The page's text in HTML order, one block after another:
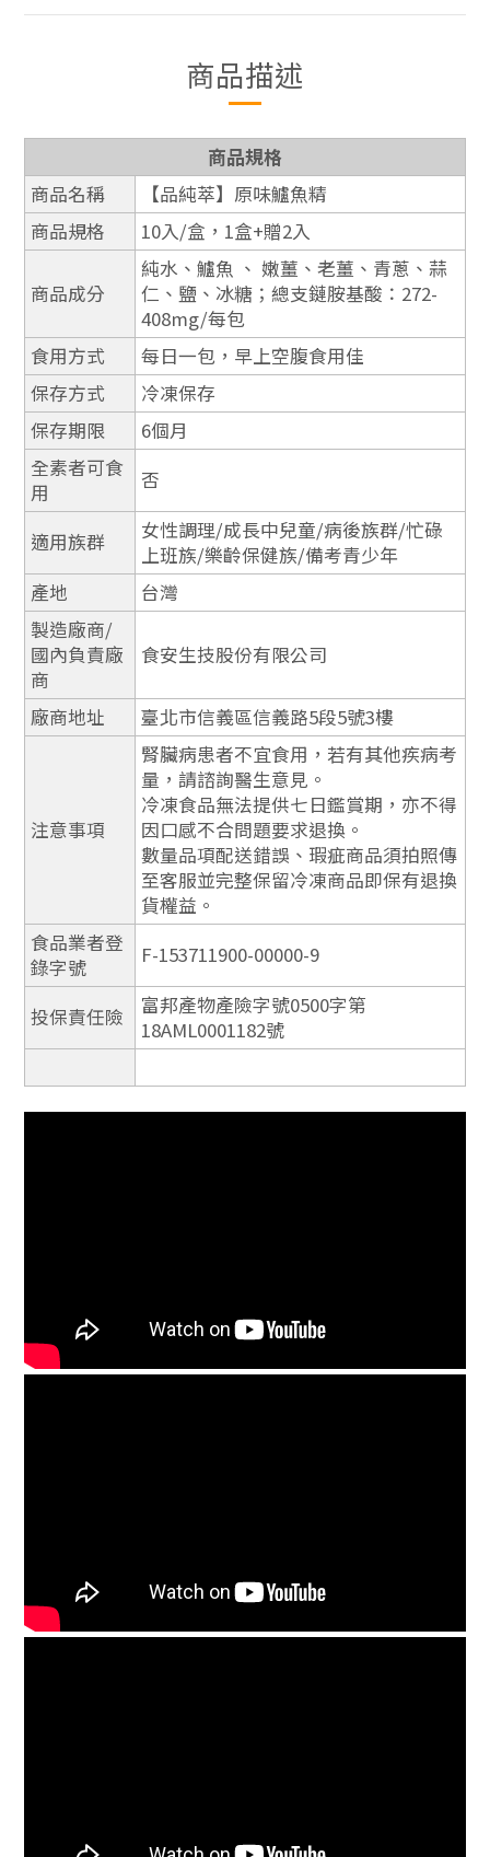
商品描述
商品規格
商品名稱
【品純萃】原味鱸魚精
商品規格
10入/盒，1盒+贈2入
商品成分
純水、鱸魚 、 嫩薑、老薑、青蔥、蒜
仁、鹽、冰糖；總支鏈胺基酸：272-
408mg/每包
食用方式
每日一包，早上空腹食用佳
保存方式
冷凍保存
保存期限
6個月
全素者可食
用
否
適用族群
女性調理/成長中兒童/病後族群/忙碌
上班族/樂齡保健族/備考青少年
產地
台灣
製造廠商/
國內負責廠
商
食安生技股份有限公司
廠商地址 臺北市信義區信義路5段5號3樓
注意事項
腎臟病患者不宜食用，若有其他疾病考
量，請諮詢醫生意見。
冷凍食品無法提供七日鑑賞期，亦不得
因口感不合問題要求退換。
數量品項配送錯誤、瑕疵商品須拍照傳
至客服並完整保留冷凍商品即保有退換
貨權益。
食品業者登
錄字號
F-153711900-00000-9
投保責任險
富邦產物產險字號0500字第
18AML0001182號